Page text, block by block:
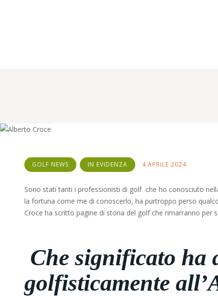
GOLF NEWS IN EVIDENZA 4 APRILE 2024
Sono stati tanti i professionisti di golf che ho conosciuto
la fortuna come me di conoscerlo, ha purtroppo perso
Croce ha scritto pagine di storia del golf che rimarranno
Che significato ha
golfisticamente